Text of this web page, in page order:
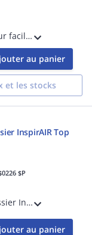
Passage plafond pour faciliter l'installation et la qualité du réseau d'un InspirAIR Top 300 ou 450, unité de ventilation double-flux pour logement individuel
au panier
et les stocks
InspirAIR Top
$P
Filtre poussière grossier InspirAIR Top
au panier